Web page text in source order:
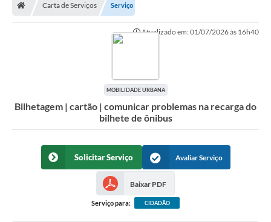
Perguntas e Respostas Frequentes
Selo Verde
Compra Direta
Empreendedor
Pesquisa Dificuldades no Licenciamento de Empresas
Carta de Serviços Serviço
Atualizado em: 01/07/2026 às 16h40
MOBILIDADE URBANA
Bilhetagem | cartão | comunicar problemas na recarga do
bilhete de ônibus
Solicitar Serviço Avaliar Serviço
Baixar PDF
Serviço para: CIDADÃO